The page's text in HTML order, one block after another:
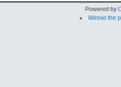
Powered by
Winnie the